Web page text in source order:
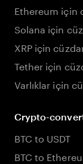
Ethereum için
Solana için
XRP için
Tether için
Varlıklar için
Crypto-
BTC to USDT
BTC to